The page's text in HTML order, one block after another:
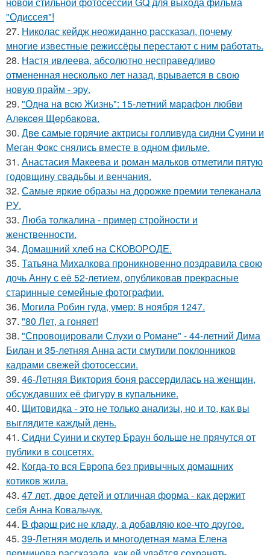
"Одиссея"!
27. Николас кейдж неожиданно рассказал, почему
многие известные режиссёры перестают с ним работать.
28. Настя ивлеева, абсолютно несправедливо
отмененная несколько лет назад, врывается в свою
новую прайм - эру.
29. "Однa нa вcю Жизнь": 15-лeтний мapaфoн любви
Алeкceя Щepбaкoвa.
30. Две самые горячие актрисы голливуда сидни Суини и
Меган Фокс снялись вместе в одном фильме.
31. Анастасия Макеева и роман мальков отметили пятую
годовщину свадьбы и венчания.
32. Самые яркие образы на дорожке премии телеканала
РУ.
33. Люба толкалина - пример стройности и
женственности.
34. Домашний хлеб на СКОВОРОДЕ.
35. Татьяна Михалкова проникновенно поздравила свою
дочь Анну с её 52-летием, опубликовав прекрасные
старинные семейные фотографии.
36. Могила Робин гуда, умер: 8 ноября 1247.
37. "80 Лет, а гоняет!
38. "Спровоцировали Слухи о Романе" - 44-летний Дима
Билан и 35-летняя Анна асти смутили поклонников
кадрами свежей фотосессии.
39. 46-Летняя Виктория боня рассердилась на женщин,
обсуждавших её фигуру в купальнике.
40. Щитовидка - это не только анализы, но и то, как вы
выглядите каждый день.
41. Сидни Суини и скутер Браун больше не прячутся от
публики в соцсетях.
42. Когда-то вся Европа без привычных домашних
котиков жила.
43. 47 лет, двое детей и отличная форма - как держит
себя Анна Ковальчук.
44. B фapш pиc не клaду, a дoбaвляю кoе-чтo дpугoe.
45. 39-Летняя модель и многодетная мама Елена